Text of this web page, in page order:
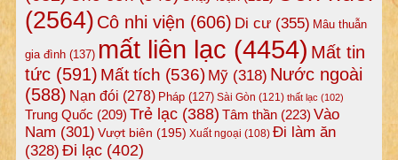
(2564) Cô nhi viện (606) Di cư(355) Mâu thuẫn
gia đình(137) mất liên lạc (4454) Mất tin
tức(591) Mất tích (536) Mỹ(318) Nước ngoài
(588) Nạn đói (278) Pháp(127) Sài Gòn (121) thất lạc (102)
Trung Quốc (209) Trẻ lạc(388) Tâm thần(223) Vào
Nam (301) Vượt biên (195) Xuất ngoại (108) Đi làm ăn
(328) Đi lạc(402)